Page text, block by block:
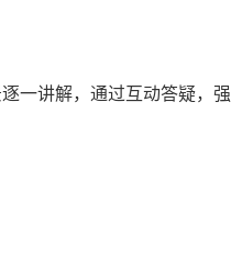
一讲解，通过互动答疑，强